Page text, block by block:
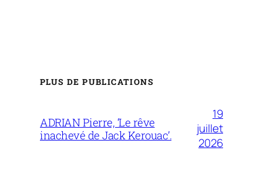
PLUS DE PUBLICATIONS
ADRIAN Pierre, ‘Le rêve
inachevé de Jack Kerouac’.
19
juillet
2026